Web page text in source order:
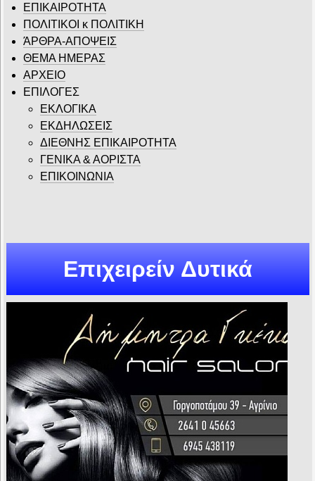
ΕΠΙΚΑΙΡΟΤΗΤΑ
ΠΟΛΙΤΙΚΟΙ κ ΠΟΛΙΤΙΚΗ
ΆΡΘΡΑ-ΑΠΟΨΕΙΣ
ΘΕΜΑ ΗΜΕΡΑΣ
ΑΡΧΕΙΟ
ΕΠΙΛΟΓΕΣ
ΕΚΛΟΓΙΚΑ
ΕΚΔΗΛΩΣΕΙΣ
ΔΙΕΘΝΗΣ ΕΠΙΚΑΙΡΟΤΗΤΑ
ΓΕΝΙΚΑ & ΑΟΡΙΣΤΑ
ΕΠΙΚΟΙΝΩΝΙΑ
Επιχειρείν Δυτικά